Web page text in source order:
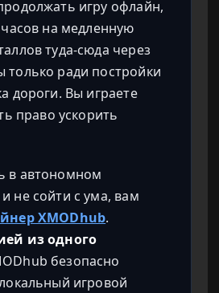
игру офлайн,
часов на медленную
туда-сюда через
ради постройки
дороги. Вы играете
право ускорить
в автономном
не сойти с ума, вам
XMODhub.
из одного
безопасно
игровой